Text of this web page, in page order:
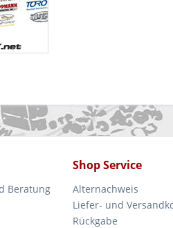
Beratung
Shop Service
Alternachweis
Liefer- und
Rückgabe